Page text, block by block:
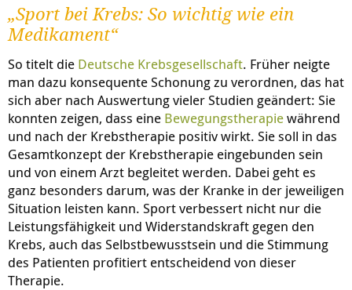
„Sport bei Krebs: So wichtig wie ein
Medikament“
So titelt die Deutsche Krebsgesellschaft. Früher neigte
man dazu konsequente Schonung zu verordnen, das hat
sich aber nach Auswertung vieler Studien geändert: Sie
konnten zeigen, dass eine Bewegungstherapiewährend
und nach der Krebstherapie positiv wirkt. Sie soll in das
Gesamtkonzept der Krebstherapie eingebunden sein
und von einem Arzt begleitet werden. Dabei geht es
ganz besonders darum, was der Kranke in der jeweiligen
Situation leisten kann. Sport verbessert nicht nur die
Leistungsfähigkeit und Widerstandskraft gegen den
Krebs, auch das Selbstbewusstsein und die Stimmung
des Patienten profitiert entscheidend von dieser
Therapie.